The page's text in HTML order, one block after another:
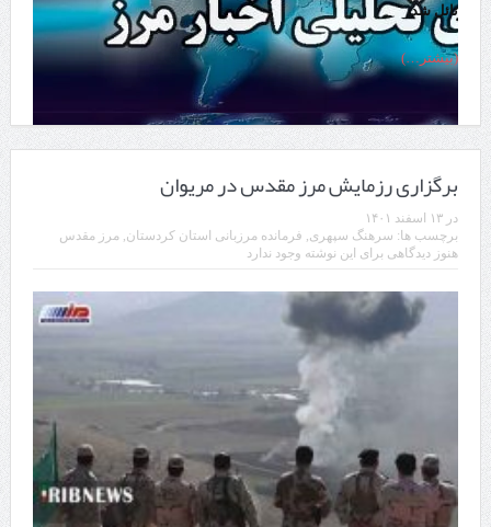
نائل شد.
(بیشتر…)
برگزاری رزمایش مرز مقدس در مریوان
در ۱۳ اسفند ۱۴۰۱
برچسب ها: سرهنگ سپهری فرمانده مرزبانی استان کردستان مرز مقدس
هنوز دیدگاهی برای این نوشته وجود ندارد